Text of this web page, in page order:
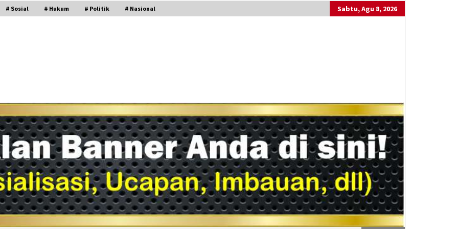
# Sosial # Hukum # Politik # Nasional Sabtu, Agu 8, 2026